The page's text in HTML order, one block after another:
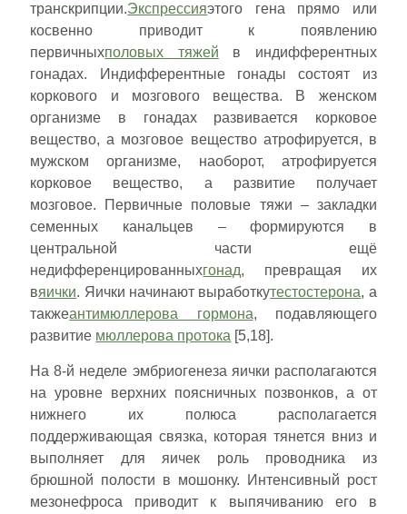
транскрипции.Экспрессияэтого гена прямо или
косвенно приводит к появлению
первичныхполовых тяжей в индифферентных
гонадах. Индифферентные гонады состоят из
коркового и мозгового вещества. В женском
организме в гонадах развивается корковое
вещество, а мозговое вещество атрофируется, в
мужском организме, наоборот, атрофируется
корковое вещество, а развитие получает
мозговое. Первичные половые тяжи – закладки
семенных канальцев – формируются в
центральной части ещё
недифференцированныхгонад, превращая их
вяички. Яички начинают выработкутестостерона, а
такжеантимюллерова гормона, подавляющего
развитие мюллерова протока [5,18].
На 8-й неделе эмбриогенеза яички располагаются
на уровне верхних поясничных позвонков, а от
нижнего их полюса располагается
поддерживающая связка, которая тянется вниз и
выполняет для яичек роль проводника из
брюшной полости в мошонку. Интенсивный рост
мезонефроса приводит к выпячиванию его в